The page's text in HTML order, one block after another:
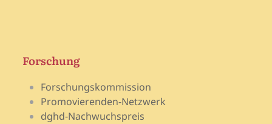
Forschung
Forschungskommission
Promovierenden-Netzwerk
dghd-Nachwuchspreis